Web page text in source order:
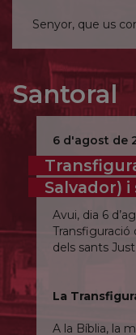
Senyor, que us
Santoral
6 d'agost de
Salvador)
Avui, dia 6
Transfiguració
dels sants
La
A la Bíblia, la